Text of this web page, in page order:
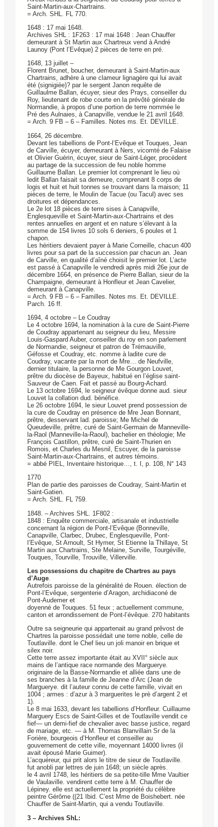
Saint-Martin-aux-Chartrains.
= Arch. SHL. FL 770.
1648 : 17 mai 1648.
Archives SHL : 1F263 : 17 mai 1648 : Jean Chauffer
demeurant à St Martin aux Chartreux vend à André
Launoy (Pont l’Evêque) 2 pièces de terre en pré.
1648, 13 juillet –
Florent Brunet, boucher, demeurant à Saint-Martin-aux
Chartrains, adhère à une clameur lignagère qui lui avait
été (signigiée)? par le sergent Janon requête de
Guillaulme Ballan, écuyer, sieur des Prays, conseiller du
Roy, lieutenant de robe courte en la prévôté générale de
Normandie, à propos d’une portion de terre nommée le
Pré des Aulnaies, à Canapville, vendue le 21 avril 1648.
= Arch. 9 FB – 6 – Familles. Notes ms. Et. DEVILLE.
1664, 26 décembre.
Devant les tabellions de Pont-l’Evêque et Touques, Jean
de Carville, écuyer, demeurant à Ners, vicomté de Falaise
et Olivier Guérin, écuyer, sieur de Saint-Léger, procèdent
au partage de la succession de feu noble homme
Guillaume Ballan. Le premier lot comprenant le lieu où
ledit Ballan faisait sa demeure, comprenant 8 corps de
logis et huit et huit tonnes se trouvant dans la maison; 11
pièces de terre, le Moulin de Tacue (ou Tacul) avec ses
droitures et dépendances.
Le 2e lot 18 pièces de terre sises à Canapville,
Englesqueville et Saint-Martin-aux-Chartrains et des
rentes annuelles en argent et en nature s’élevant à la
somme de 154 livres 10 sols 6 deniers, 6 poules et 1
chapon.
Les héritiers devaient payer à Marie Corneille, chacun 400
livres pour sa part de la succession par chacun an. Jean
de Carville, en qualité d’aîné choisit le premier lot. L’acte
est passé à Canapville le vendredi après midi 26e jour de
décembre 1664, en présence de Pierre Ballan, sieur de la
Champaigne, demeurant à Honfleur et Jean Cavelier,
demeurant à Canapville.
= Arch. 9 FB – 6 – Familles. Notes ms. Et. DEVILLE.
Parch. 16 ff.
1694, 4 octobre – Le Coudray
Le 4 octobre 1694, la nomination à la cure de Saint-Pierre
de Coudray appartenant au seigneur du lieu, Messire
Louis-Gaspard Auber, conseiller du roy en son parlement
de Normandie, seigneur et patron de Trémauville,
Géfosse et Coudray, etc. nomme à ladite cure de
Coudray, vacante par la mort de Mre… de Neufville,
dernier titulaire, la personne de Me Gourgon Louvet,
prêtre du diocèse de Bayeux, habitué en l’église saint-
Sauveur de Caen. Fait et passé au Bourg-Achard.
Le 13 octobre 1694, le seigneur évêque donne aud. sieur
Louvet la collation dud. bénéfice.
Le 26 octobre 1694, le sieur Louvet prend possession de
la cure de Coudray en présence de Mre Jean Bonnant,
prêtre, desservant lad. paroisse; Me Michel de
Queudeville, prêtre, curé de Saint-Germain de Manneville-
la-Raol (Manneville-la-Raoul), bachelier en théologie; Me
François Castillon, prêtre, curé de Saint-Thurien en
Romois, et Charles du Mesnil, Escuyer, de la paroisse
Saint-Martin-aux-Chartrains, et autres témoins.
= abbé PIEL, Inventaire historique…, t. I, p. 108, N° 143
1770
Plan de partie des paroisses de Coudray, Saint-Martin et
Saint-Gatien.
= Arch. SHL. FL 759.
1848. – Archives SHL. 1F802 :
1848 : Enquête commerciale, artisanale et industrielle
concernant la région de Pont-l’Evêque (Bonneville,
Canapville, Clarbec, Drubec, Englesqueville, Pont-
l’Evêque, St Arnoult, St Hymer, St Etienne la Thillaye, St
Martin aux Chartrains, Ste Melaine, Surville, Tourgéville,
Touques, Tourville, Trouville, Villerville.
Les possessions du chapitre de Chartres au pays
d’Auge
Autrefois paroisse de la généralité de Rouen. élection de
Pont-l’Evêque, sergenterie d’Aragon, archidiaconé de
Pont-Audemer et
doyenné de Touques. 51 feux ; actuellement commune,
canton et arrondissement de Pont-l’évêque. 270 habitants
Outre sa seigneurie qui appartenait au grand prêvost de
Chartres la paroisse possédait une terre noble, celle de
Toutlaville. dont le Chef lieu un joli manoir en brique et
silex noir.
Cette terre assez importante était au XVII° siècle aux
mains de l’antique race normande des Marguerye.
originaire de la Basse-Normandie et alliée dans une de
ses branches à la famille de Jeanne d’Arc (Jean de
Marguerye. dit l’auteur connu de cette famille, vivait en
1004 ; armes : d’azur à 3 marguerites le prè d’argent 2 et
1).
Le 8 mai 1633, devant les tabellions d’Honfleur. Cuillaume
Marguery Escs de Saint-Gilles et de Toutlaville vendit ce
fief— un demi-fief de chevalier avec basse justice, regard
de mariage, etc. — à M. Thomas Blanvillain Sr de la
Forière, bourgeois d’Honfleur et conseiller au
gouvernement de cette ville, moyennant 14000 livres (il
avait épousé Marie Guimer).
L’acquéreur, qui prit alors le titre de sieur de Toutlaville.
fut anobli par lettres de juin 1648; un siècle après.
le 4 avril 1748, les héritiers de sa petite-tille Mme Vaultier
de Vaulaville. vendirent cette terre à M. Chauffer de
Lépiney. elle est actuellement la propriété du célèbre
peintre Gérôme ((21 Ibid. C’est Mme de Boishebert. née
Chauffer de Saint-Martin, qui a vendu Toutlaville.
3 – Archives ShL: